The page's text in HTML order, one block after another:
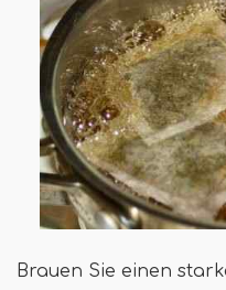
Brauen Sie einen